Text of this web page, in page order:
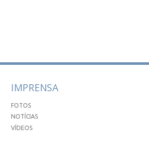
IMPRENSA
FOTOS
NOTÍCIAS
VÍDEOS